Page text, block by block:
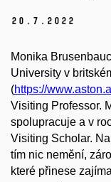
20. 7. 2022
Monika
University v
(https://
Visiting Professor.
spolupracuje a v
Visiting Scholar.
tím nic nemění,
které přinese